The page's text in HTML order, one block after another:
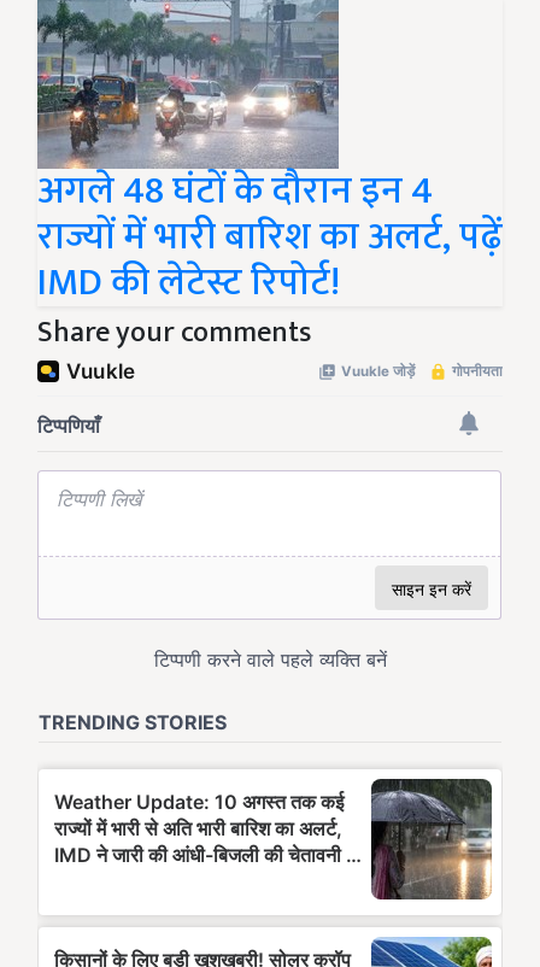
अगले 48 घंटों के दौरान इन 4
राज्यों में भारी बारिश का अलर्ट, पढ़ें
IMD की लेटेस्ट रिपोर्ट!
Share your comments